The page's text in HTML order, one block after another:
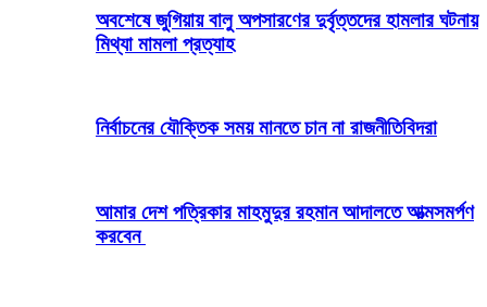
অবশেষে জুগিয়ায় বালু অপসারণের দুর্বৃত্তদের হামলার ঘটনায়
মিথ্যা মামলা প্রত্যাহ
নির্বাচনের যৌক্তিক সময় মানতে চান না রাজনীতিবিদরা
আমার দেশ পত্রিকার মাহমুদুর রহমান আদালতে আত্মসমর্পণ
করবেন